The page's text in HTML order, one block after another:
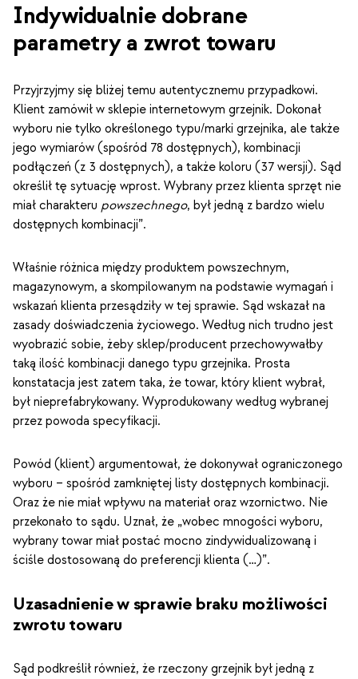
Indywidualnie dobrane
parametry a zwrot towaru
Przyjrzyjmy się bliżej temu autentycznemu przypadkowi.
Klient zamówił w sklepie internetowym grzejnik. Dokonał
wyboru nie tylko określonego typu/marki grzejnika, ale także
jego wymiarów (spośród 78 dostępnych), kombinacji
podłączeń (z 3 dostępnych), a także koloru (37 wersji). Sąd
określił tę sytuację wprost. Wybrany przez klienta sprzęt nie
miał charakteru powszechnego, był jedną z bardzo wielu
dostępnych kombinacji”.
Właśnie różnica między produktem powszechnym,
magazynowym, a skompilowanym na podstawie wymagań i
wskazań klienta przesądziły w tej sprawie. Sąd wskazał na
zasady doświadczenia życiowego. Według nich trudno jest
wyobrazić sobie, żeby sklep/producent przechowywałby
taką ilość kombinacji danego typu grzejnika. Prosta
konstatacja jest zatem taka, że towar, który klient wybrał,
był nieprefabrykowany. Wyprodukowany według wybranej
przez powoda specyfikacji.
Powód (klient) argumentował, że dokonywał ograniczonego
wyboru – spośród zamkniętej listy dostępnych kombinacji.
Oraz że nie miał wpływu na materiał oraz wzornictwo. Nie
przekonało to sądu. Uznał, że „wobec mnogości wyboru,
wybrany towar miał postać mocno zindywidualizowaną i
ściśle dostosowaną do preferencji klienta (…)”.
Uzasadnienie w sprawie braku możliwości
zwrotu towaru
Sąd podkreślił również, że rzeczony grzejnik był jedną z